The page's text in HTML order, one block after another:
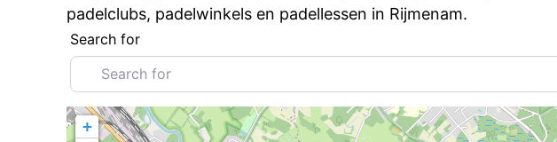
padelclubs, padelwinkels en padellessen in Rijmenam.
Search for
+